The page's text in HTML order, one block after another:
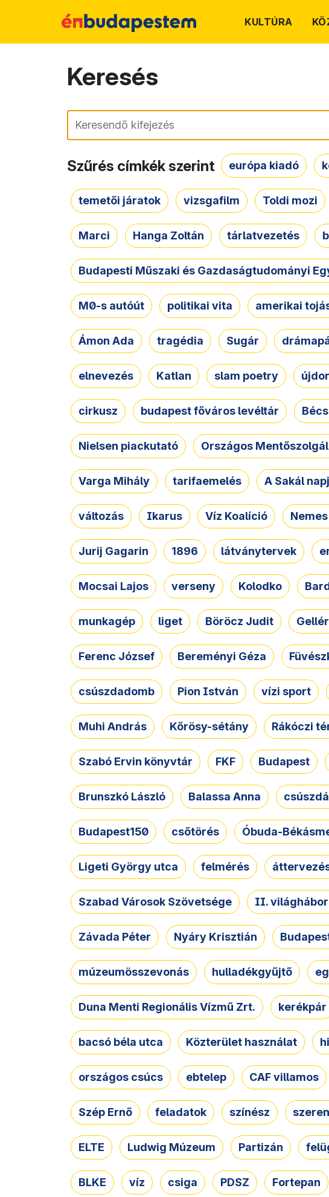
KULTÚRA
Keresés
Keresés
Szűrés címkék szerint európa kiadó
temetői járatok vizsgafilm Toldi mozi
Marci Hanga Zoltán tárlatvezetés
Budapesti Műszaki és Gazdaságtudományi
M0-s autóút politikai vita amerikai
Ámon Ada tragédia Sugár
elnevezés Katlan slam poetry
cirkusz budapest főváros levéltár
Nielsen piackutató Országos
Varga Mihály tarifaemelés A Sakál
változás Ikarus Víz Koalíció
Jurij Gagarin 1896 látványtervek
Mocsai Lajos verseny Kolodko
munkagép liget Böröcz Judit
Ferenc József Bereményi Géza
csúszdadomb Pion István vízi sport
Muhi András Kőrösy-sétány Rákóczi
Szabó Ervin könyvtár FKF Budapest
Brunszkó László Balassa Anna
Budapest150 csőtörés Óbuda-
Ligeti György utca felmérés
Szabad Városok Szövetsége II.
Závada Péter Nyáry Krisztián
múzeumösszevonás hulladékgyűjtő
Duna Menti Regionális Vízmű Zrt. kerékpár
bacsó béla utca Közterület használat
országos csúcs ebtelep CAF villamos
Szép Ernő feladatok színész
ELTE Ludwig Múzeum Partizán
BLKE víz csiga PDSZ Fortepan